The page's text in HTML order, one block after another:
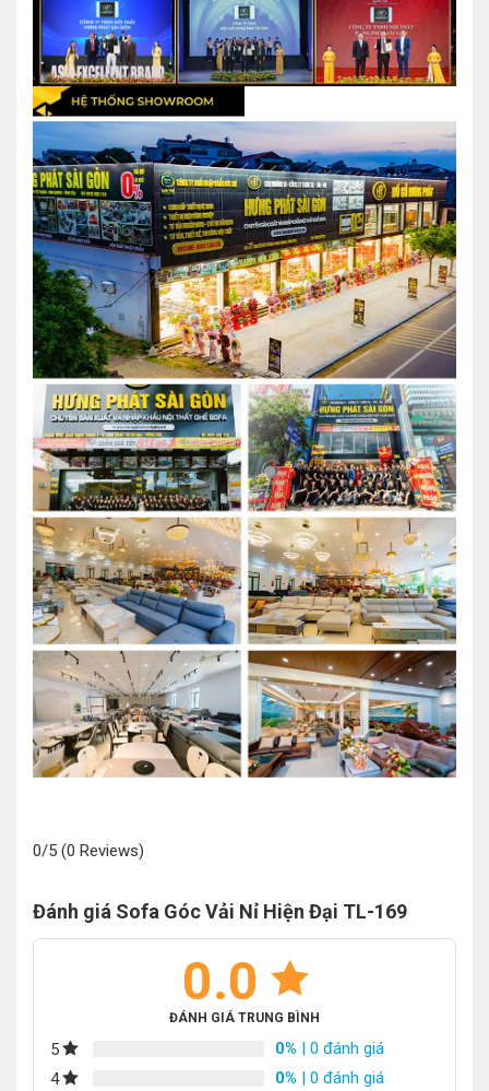
0/5 (0 Reviews)
Đánh giá Sofa Góc Vải Nỉ Hiện Đại TL-169
0.0
ĐÁNH GIÁ TRUNG BÌNH
5 0% | 0 đánh giá
4
0% | 0 đánh giá